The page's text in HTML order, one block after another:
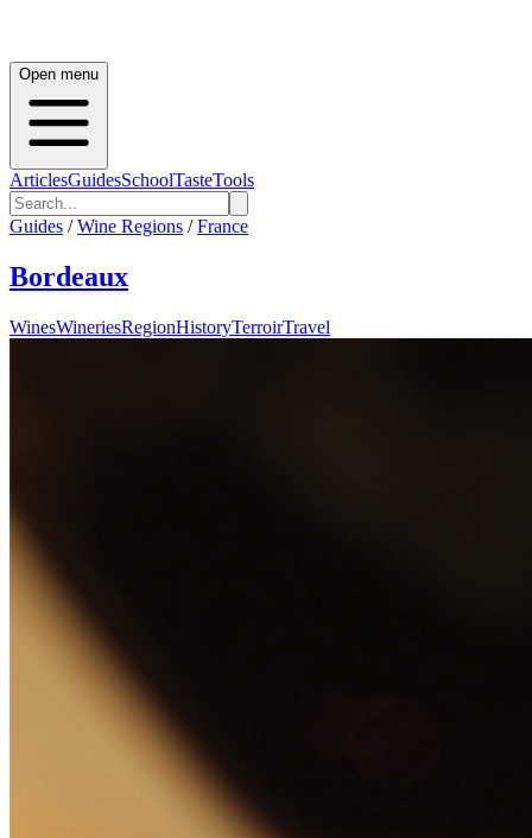
Open menu
ArticlesGuidesSchoolTasteTools
Guides / Wine Regions / France
Bordeaux
WinesWineriesRegionHistoryTerroirTravel